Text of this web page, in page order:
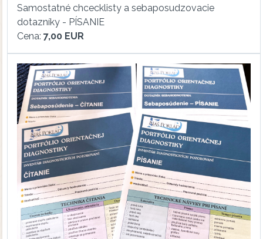
Samostatné chcecklisty a sebaposudzovacie
dotazníky - PÍSANIE
Cena: 7,00 EUR